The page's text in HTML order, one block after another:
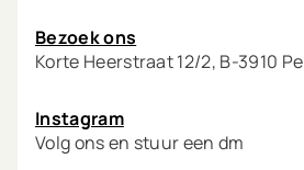
Bezoek ons
Korte Heerstraat 12/2, B-3910
Instagram
Volg ons en stuur een dm